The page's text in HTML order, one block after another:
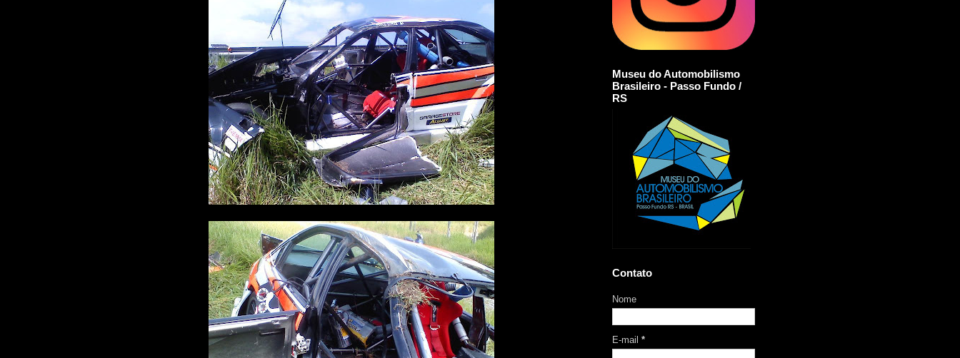
Museu do Automobilismo
Brasileiro - Passo Fundo /
RS
Contato
Nome
E-mail *